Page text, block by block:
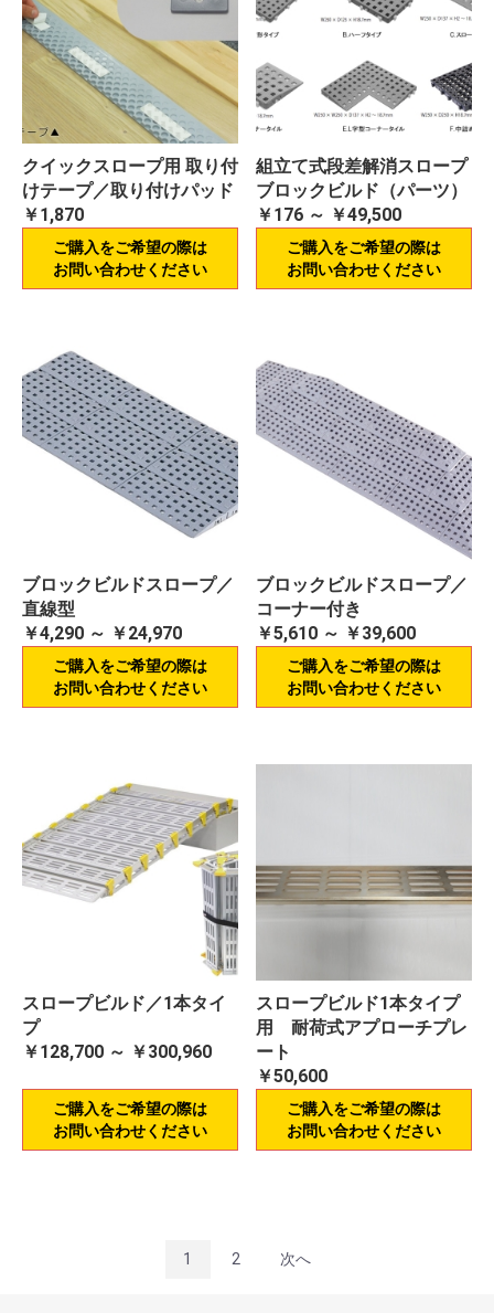
クイックスロープ用 取り付
けテープ／取り付けパッド
￥1,870
ご購入をご希望の際は
お問い合わせください
組立て式段差解消スロープ
ブロックビルド（パーツ）
￥176 ～ ￥49,500
ご購入をご希望の際は
お問い合わせください
ブロックビルドスロープ／
直線型
￥4,290 ～ ￥24,970
ご購入をご希望の際は
お問い合わせください
ブロックビルドスロープ／
コーナー付き
￥5,610 ～ ￥39,600
ご購入をご希望の際は
お問い合わせください
スロープビルド／1本タイ
プ
￥128,700 ～ ￥300,960
ご購入をご希望の際は
お問い合わせください
スロープビルド1本タイプ
用 耐荷式アプローチプレ
ート
￥50,600
ご購入をご希望の際は
お問い合わせください
1 2 次へ